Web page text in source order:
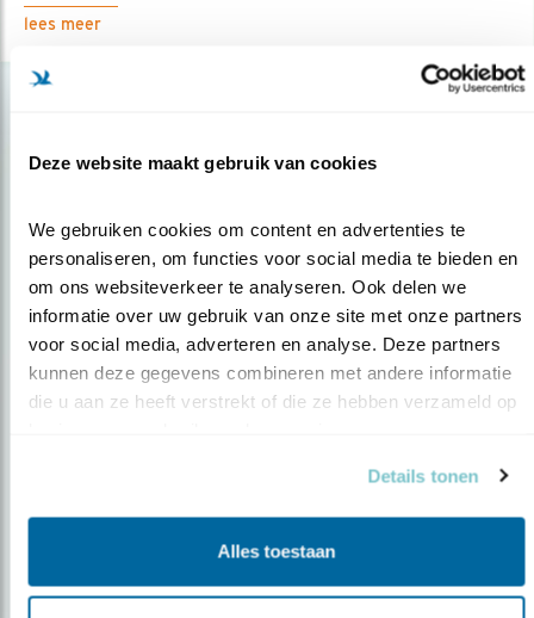
Deze website maakt gebruik van cookies
We gebruiken cookies om content en advertenties te
personaliseren, om functies voor social media te bieden en
om ons websiteverkeer te analyseren. Ook delen we
informatie over uw gebruik van onze site met onze partners
voor social media, adverteren en analyse. Deze partners
kunnen deze gegevens combineren met andere informatie
die u aan ze heeft verstrekt of die ze hebben verzameld op
Details tonen
Alles toestaan
lees meer
Op de hoogte blijven?
over vogels en activiteiten van Vogelbescherming.
AANMELDEN VOGELNIEUWS